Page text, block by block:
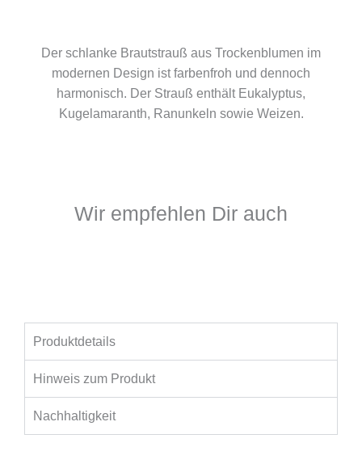
Der schlanke Brautstrauß aus Trockenblumen im
modernen Design ist farbenfroh und dennoch
harmonisch. Der Strauß enthält Eukalyptus,
Kugelamaranth, Ranunkeln sowie Weizen.
Wir empfehlen Dir auch
Produktdetails
Hinweis zum Produkt
Nachhaltigkeit